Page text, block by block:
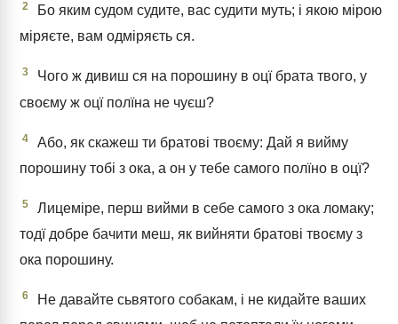
2
Бо яким судом судите, вас судити муть; і якою мірою
міряєте, вам одміряєть ся.
3
Чого ж дивиш ся на порошину в оцї брата твого, у
своєму ж оцї полїна не чуєш?
4
Або, як скажеш ти братові твоєму: Дай я вийму
порошину тобі з ока, а он у тебе самого полїно в оцї?
5
Лицеміре, перш вийми в себе самого з ока ломаку;
тодї добре бачити меш, як вийняти братові твоєму з
ока порошину.
6
Не давайте сьвятого собакам, і не кидайте ваших